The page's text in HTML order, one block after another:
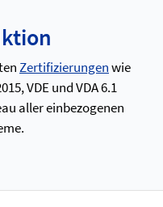
Zertifizierungenwie
VDE und VDA 6.1
aller einbezogenen